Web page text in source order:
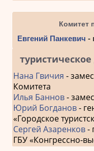
Комитет
Евгений Панкевич -
туристическое
Нана Гвичия -
Комитета
Илья Баннов-
Юрий Богданов-
«Городское
Сергей Азаренков-
ГБУ «Конгрессно-